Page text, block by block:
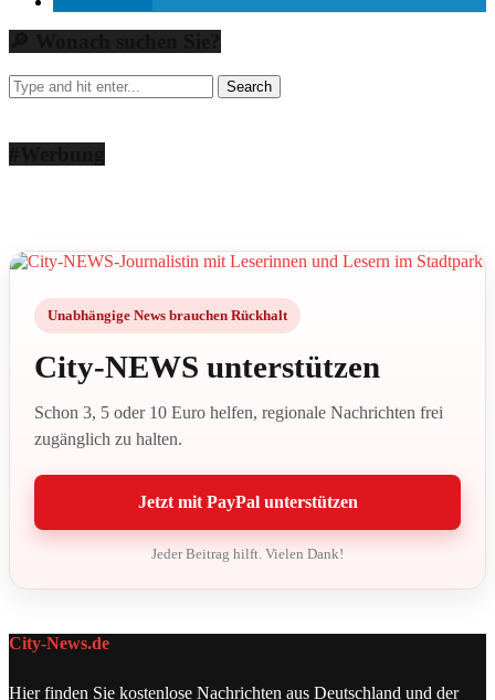
Unabhängige News brauchen Rückhalt
City-NEWS unterstützen
Schon 3, 5 oder 10 Euro helfen, regionale Nachrichten frei
zugänglich zu halten.
Jetzt mit PayPal unterstützen
Jeder Beitrag hilft. Vielen Dank!
City-News.de
Hier finden Sie kostenlose Nachrichten aus Deutschland und der